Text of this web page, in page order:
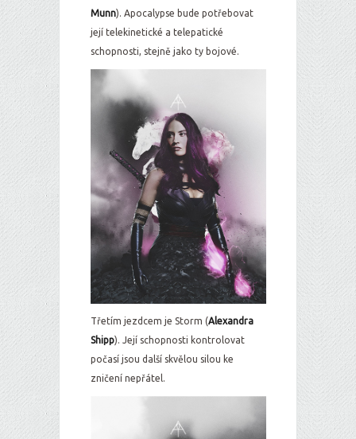
Munn). Apocalypse bude potřebovat
její telekinetické a telepatické
schopnosti, stejně jako ty bojové.
Třetím jezdcem je Storm (Alexandra
Shipp). Její schopnosti kontrolovat
počasí jsou další skvělou silou ke
zničení nepřátel.